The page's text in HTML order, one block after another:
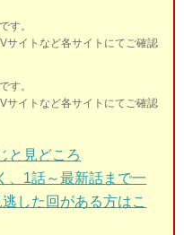
す。
サイトなど各サイトにてご確認
す。
サイトなど各サイトにてご確認
と見どころ
、1話～最新話まで一
した回がある方はこ